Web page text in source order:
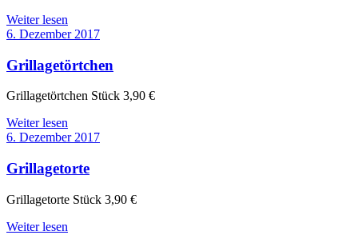
Weiter lesen
6. Dezember 2017
Grillagetörtchen
Grillagetörtchen Stück 3,90 €
Weiter lesen
6. Dezember 2017
Grillagetorte
Grillagetorte Stück 3,90 €
Weiter lesen